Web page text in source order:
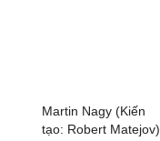
Martin Nagy (Kiến
tạo: Robert Matejov)